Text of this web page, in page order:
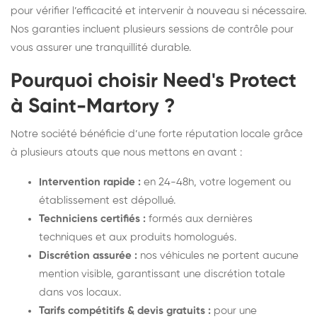
pour vérifier l’efficacité et intervenir à nouveau si nécessaire.
Nos garanties incluent plusieurs sessions de contrôle pour
vous assurer une tranquillité durable.
Pourquoi choisir Need's Protect
à Saint-Martory ?
Notre société bénéficie d’une forte réputation locale grâce
à plusieurs atouts que nous mettons en avant :
Intervention rapide : en 24-48h, votre logement ou
établissement est dépollué.
Techniciens certifiés : formés aux dernières
techniques et aux produits homologués.
Discrétion assurée : nos véhicules ne portent aucune
mention visible, garantissant une discrétion totale
dans vos locaux.
Tarifs compétitifs & devis gratuits : pour une